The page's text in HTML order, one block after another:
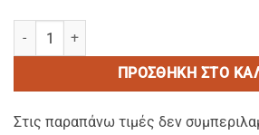
IMBODY Fitness bench-Ζωνη
ΠΡΟΣΘΉΚΗ ΣΤΟ
Στις παραπάνω τιμές δεν